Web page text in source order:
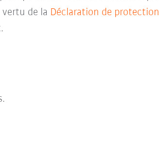
de la Déclaration de